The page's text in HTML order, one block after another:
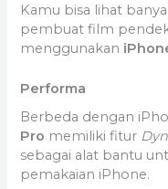
Kamu bisa lihat
pembuat film
menggunakan
Performa
Berbeda dengan
Pro memiliki fitur
sebagai alat bantu
pemakaian iPhone.